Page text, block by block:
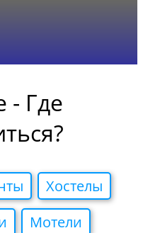
- Где
Хостелы
Мотели